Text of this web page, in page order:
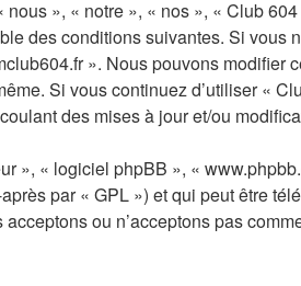
», « notre », « nos », « Club
des conditions suivantes. Si
». Nous pouvons
Si vous continuez d’utiliser «
des mises à jour et/ou
», « logiciel phpBB », «
par « GPL ») et qui peut être
ou n’acceptons pas